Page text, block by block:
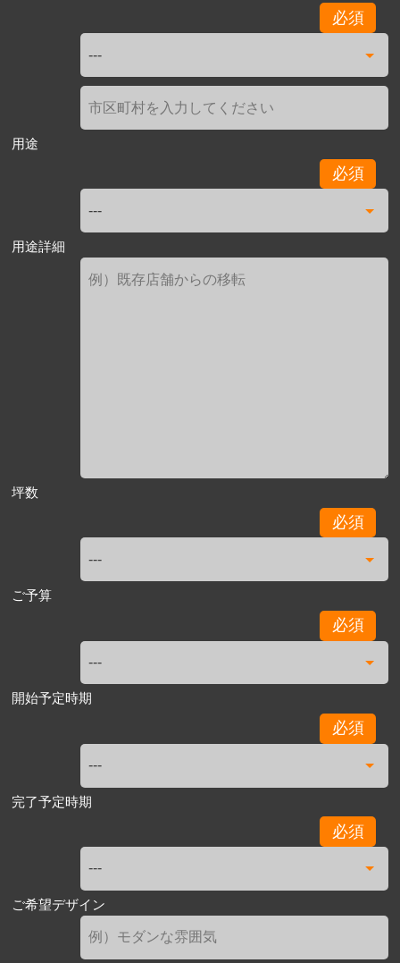
必須
用途
必須
用途詳細
坪数
必須
ご予算
必須
開始予定時期
必須
完了予定時期
必須
ご希望デザイン